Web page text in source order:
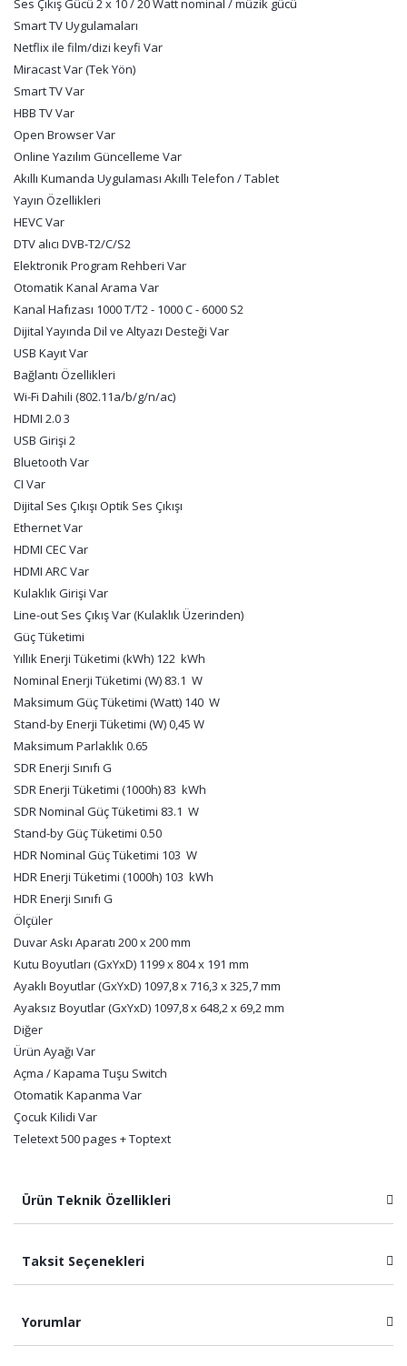
Ses Çıkış Gücü 2 x 10 / 20 Watt nominal / müzik gücü
Smart TV Uygulamaları
Netflix ile film/dizi keyfi Var
Miracast Var (Tek Yön)
Smart TV Var
HBB TV Var
Open Browser Var
Online Yazılım Güncelleme Var
Akıllı Kumanda Uygulaması Akıllı Telefon / Tablet
Yayın Özellikleri
HEVC Var
DTV alıcı DVB-T2/C/S2
Elektronik Program Rehberi Var
Otomatik Kanal Arama Var
Kanal Hafızası 1000 T/T2 - 1000 C - 6000 S2
Dijital Yayında Dil ve Altyazı Desteği Var
USB Kayıt Var
Bağlantı Özellikleri
Wi-Fi Dahili (802.11a/b/g/n/ac)
HDMI 2.0 3
USB Girişi 2
Bluetooth Var
CI Var
Dijital Ses Çıkışı Optik Ses Çıkışı
Ethernet Var
HDMI CEC Var
HDMI ARC Var
Kulaklık Girişi Var
Line-out Ses Çıkış Var (Kulaklık Üzerinden)
Güç Tüketimi
Yıllık Enerji Tüketimi (kWh) 122 kWh
Nominal Enerji Tüketimi (W) 83.1 W
Maksimum Güç Tüketimi (Watt) 140 W
Stand-by Enerji Tüketimi (W) 0,45 W
Maksimum Parlaklık 0.65
SDR Enerji Sınıfı G
SDR Enerji Tüketimi (1000h) 83 kWh
SDR Nominal Güç Tüketimi 83.1 W
Stand-by Güç Tüketimi 0.50
HDR Nominal Güç Tüketimi 103 W
HDR Enerji Tüketimi (1000h) 103 kWh
HDR Enerji Sınıfı G
Ölçüler
Duvar Askı Aparatı 200 x 200 mm
Kutu Boyutları (GxYxD) 1199 x 804 x 191 mm
Ayaklı Boyutlar (GxYxD) 1097,8 x 716,3 x 325,7 mm
Ayaksız Boyutlar (GxYxD) 1097,8 x 648,2 x 69,2 mm
Diğer
Ürün Ayağı Var
Açma / Kapama Tuşu Switch
Otomatik Kapanma Var
Çocuk Kilidi Var
Teletext 500 pages + Toptext
Ürün Teknik Özellikleri
Taksit Seçenekleri
Yorumlar